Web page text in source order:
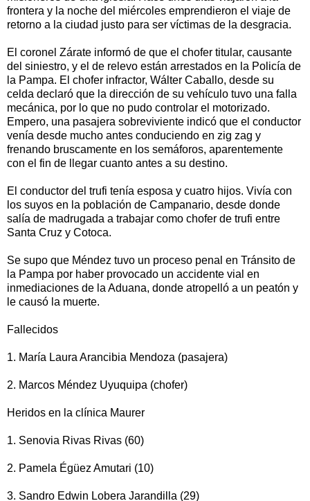
frontera y la noche del miércoles emprendieron el viaje de
retorno a la ciudad justo para ser víctimas de la desgracia.
El coronel Zárate informó de que el chofer titular, causante
del siniestro, y el de relevo están arrestados en la Policía de
la Pampa. El chofer infractor, Wálter Caballo, desde su
celda declaró que la dirección de su vehículo tuvo una falla
mecánica, por lo que no pudo controlar el motorizado.
Empero, una pasajera sobreviviente indicó que el conductor
venía desde mucho antes conduciendo en zig zag y
frenando bruscamente en los semáforos, aparentemente
con el fin de llegar cuanto antes a su destino.
El conductor del trufi tenía esposa y cuatro hijos. Vivía con
los suyos en la población de Campanario, desde donde
salía de madrugada a trabajar como chofer de trufi entre
Santa Cruz y Cotoca.
Se supo que Méndez tuvo un proceso penal en Tránsito de
la Pampa por haber provocado un accidente vial en
inmediaciones de la Aduana, donde atropelló a un peatón y
le causó la muerte.
Fallecidos
1. María Laura Arancibia Mendoza (pasajera)
2. Marcos Méndez Uyuquipa (chofer)
Heridos en la clínica Maurer
1. Senovia Rivas Rivas (60)
2. Pamela Égüez Amutari (10)
3. Sandro Edwin Lobera Jarandilla (29)